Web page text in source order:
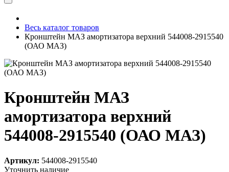
Весь каталог товаров
Кронштейн МАЗ амортизатора верхний 544008-2915540
(ОАО МАЗ)
Кронштейн МАЗ
амортизатора верхний
544008-2915540 (ОАО МАЗ)
Артикул: 544008-2915540
Уточнить наличие